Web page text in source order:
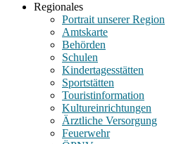
Regionales
Portrait unserer Region
Amtskarte
Behörden
Schulen
Kindertagesstätten
Sportstätten
Touristinformation
Kultureinrichtungen
Ärztliche Versorgung
Feuerwehr